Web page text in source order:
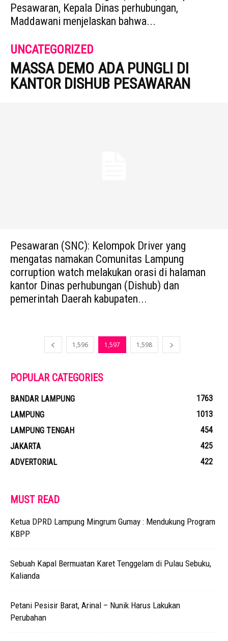
Pesawaran, Kepala Dinas perhubungan,
Maddawani menjelaskan bahwa...
UNCATEGORIZED
MASSA DEMO ADA PUNGLI DI
KANTOR DISHUB PESAWARAN
Pesawaran (SNC): Kelompok Driver yang
mengatas namakan Comunitas Lampung
corruption watch melakukan orasi di halaman
kantor Dinas perhubungan (Dishub) dan
pemerintah Daerah kabupaten...
1,596 1,597 1,598
POPULAR CATEGORIES
BANDAR LAMPUNG
1763
LAMPUNG
1013
LAMPUNG TENGAH
454
JAKARTA
425
ADVERTORIAL
422
MUST READ
Ketua DPRD Lampung Mingrum Gumay : Mendukung Program
KBPP
Sebuah Kapal Bermuatan Karet Tenggelam di Pulau Sebuku,
Kalianda
Petani Pesisir Barat, Arinal – Nunik Harus Lakukan
Perubahan